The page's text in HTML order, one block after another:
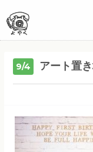
9/4 アート置